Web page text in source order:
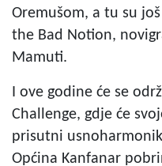
Oremušom, a tu su
the Bad Notion,
Mamuti.
I ove godine će se
Challenge, gdje će
prisutni
Općina Kanfanar